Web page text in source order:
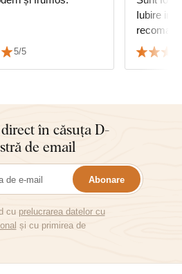
5/5
Iubire
în căsuța D-
de email
Abonare
cu prelucrarea datelor cu
și cu primirea de